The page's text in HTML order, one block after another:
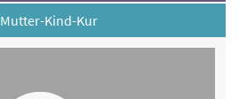
Mutter-Kind-Kur